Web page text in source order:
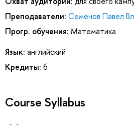
Преподаватели: Семенов Павел
Прогр. обучения: Математика
Язык: английский
Кредиты: 6
Course Syllabus